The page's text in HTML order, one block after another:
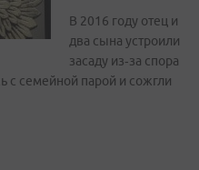
В 2016 году отец и
два сына устроили
засаду из‑за спора
с семейной парой и сожгли